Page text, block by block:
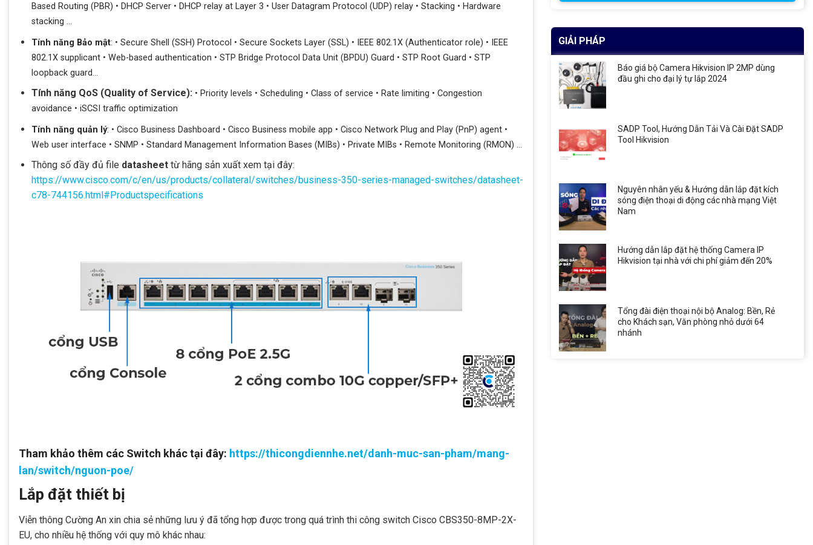
Based Routing (PBR) • DHCP Server • DHCP relay at Layer 3 • User Datagram Protocol (UDP) relay • Stacking • Hardware
stacking …
Tính năng Bảo mật: • Secure Shell (SSH) Protocol • Secure Sockets Layer (SSL) • IEEE 802.1X (Authenticator role) • IEEE
802.1X supplicant • Web-based authentication • STP Bridge Protocol Data Unit (BPDU) Guard • STP Root Guard • STP
loopback guard…
Tính năng QoS (Quality of Service): • Priority levels • Scheduling • Class of service • Rate limiting • Congestion
avoidance • iSCSI traffic optimization
Tính năng quản lý: • Cisco Business Dashboard • Cisco Business mobile app • Cisco Network Plug and Play (PnP) agent •
Web user interface • SNMP • Standard Management Information Bases (MIBs) • Private MIBs • Remote Monitoring (RMON) …
Thông số đầy đủ file datasheettừ hãng sản xuất xem tại đây:
https://www.cisco.com/c/en/us/products/collateral/switches/business-350-series-managed-switches/datasheet-
c78-744156.html#Productspecifications
Tham khảo thêm các Switch khác tại đây: https://thicongdiennhe.net/danh-muc-san-pham/mang-
lan/switch/nguon-poe/
Lắp đặt thiết bị
Viễn thông Cường An xin chia sẻ những lưu ý đã tổng hợp được trong quá trình thi công switch Cisco CBS350-8MP-2X-
EU, cho nhiều hệ thống với quy mô khác nhau:
GIẢI PHÁP
Báo giá bộ Camera Hikvision IP 2MP dùng
đầu ghi cho đại lý tự lắp 2024
SADP Tool, Hướng Dẫn Tải Và Cài Đặt SADP
Tool Hikvision
Nguyên nhân yếu & Hướng dẫn lắp đặt kích
sóng điện thoại di động các nhà mạng Việt
Nam
Hướng dẫn lắp đặt hệ thống Camera IP
Hikvision tại nhà với chi phí giảm đến 20%
Tổng đài điện thoại nội bộ Analog: Bền, Rẻ
cho Khách sạn, Văn phòng nhỏ dưới 64
nhánh